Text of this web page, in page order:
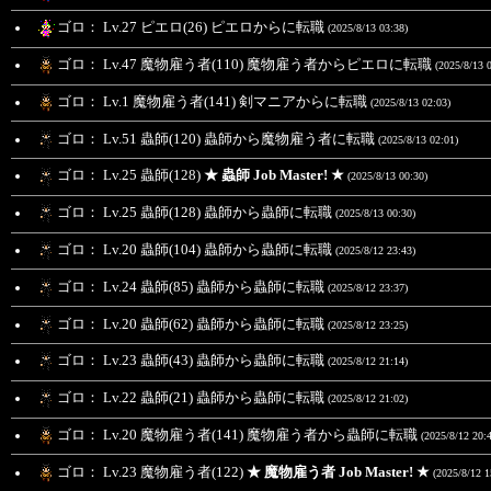
ゴロ： Lv.27 ピエロ(26) ピエロからに転職 (2025/8/13 03:38)
ゴロ： Lv.47 魔物雇う者(110) 魔物雇う者からピエロに転職 (2025/8/13
ゴロ： Lv.1 魔物雇う者(141) 剣マニアからに転職 (2025/8/13 02:03)
ゴロ： Lv.51 蟲師(120) 蟲師から魔物雇う者に転職 (2025/8/13 02:01)
ゴロ： Lv.25 蟲師(128) ★ 蟲師 Job Master! ★ (2025/8/13 00:30)
ゴロ： Lv.25 蟲師(128) 蟲師から蟲師に転職 (2025/8/13 00:30)
ゴロ： Lv.20 蟲師(104) 蟲師から蟲師に転職 (2025/8/12 23:43)
ゴロ： Lv.24 蟲師(85) 蟲師から蟲師に転職 (2025/8/12 23:37)
ゴロ： Lv.20 蟲師(62) 蟲師から蟲師に転職 (2025/8/12 23:25)
ゴロ： Lv.23 蟲師(43) 蟲師から蟲師に転職 (2025/8/12 21:14)
ゴロ： Lv.22 蟲師(21) 蟲師から蟲師に転職 (2025/8/12 21:02)
ゴロ： Lv.20 魔物雇う者(141) 魔物雇う者から蟲師に転職 (2025/8/12
ゴロ： Lv.23 魔物雇う者(122) ★ 魔物雇う者 Job Master! ★ (2025/8/12